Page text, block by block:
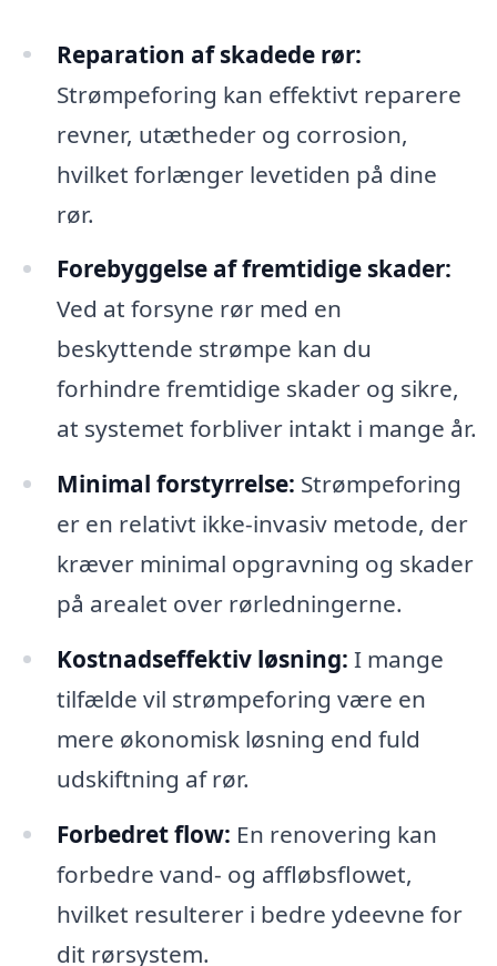
Reparation af skadede rør:
Strømpeforing kan effektivt reparere
revner, utætheder og corrosion,
hvilket forlænger levetiden på dine
rør.
Forebyggelse af fremtidige skader:
Ved at forsyne rør med en
beskyttende strømpe kan du
forhindre fremtidige skader og sikre,
at systemet forbliver intakt i mange år.
Minimal forstyrrelse: Strømpeforing
er en relativt ikke-invasiv metode, der
kræver minimal opgravning og skader
på arealet over rørledningerne.
Kostnadseffektiv løsning: I mange
tilfælde vil strømpeforing være en
mere økonomisk løsning end fuld
udskiftning af rør.
Forbedret flow: En renovering kan
forbedre vand- og affløbsflowet,
hvilket resulterer i bedre ydeevne for
dit rørsystem.